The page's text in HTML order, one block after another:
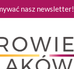
nasz newsletter!